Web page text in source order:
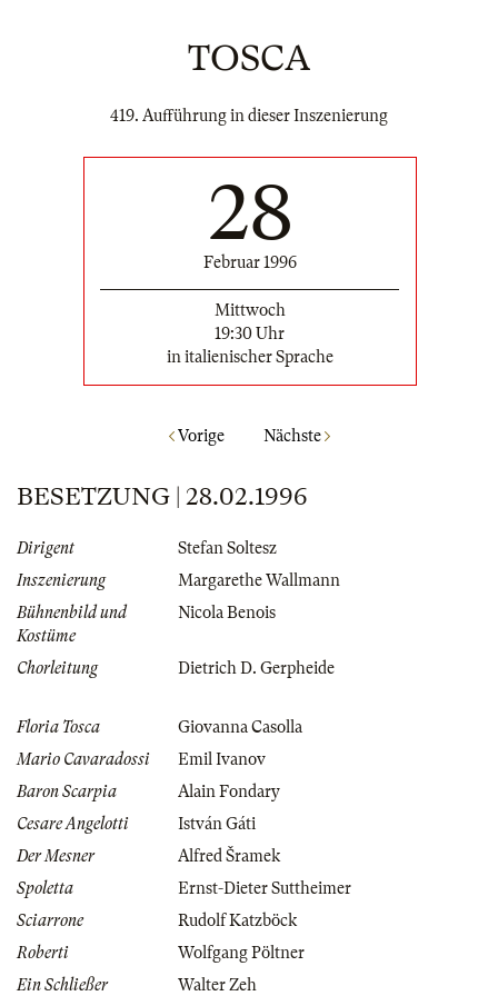
TOSCA
419. Aufführung in dieser Inszenierung
28
Februar 1996
Mittwoch
19:30 Uhr
in italienischer Sprache
Vorige Nächste
BESETZUNG | 28.02.1996
Dirigent
Stefan Soltesz
Inszenierung
Margarethe Wallmann
Bühnenbild und
Kostüme
Nicola Benois
Chorleitung Dietrich D. Gerpheide
Floria Tosca
Giovanna Casolla
Mario Cavaradossi
Emil Ivanov
Baron Scarpia
Alain Fondary
Cesare Angelotti
István Gáti
Der Mesner
Alfred Šramek
Spoletta
Ernst-Dieter Suttheimer
Sciarrone
Rudolf Katzböck
Roberti
Wolfgang Pöltner
Ein Schließer
Walter Zeh